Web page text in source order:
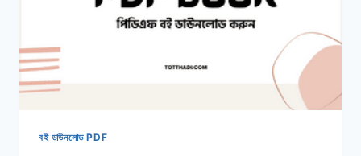
বই ডাউনলোড PDF